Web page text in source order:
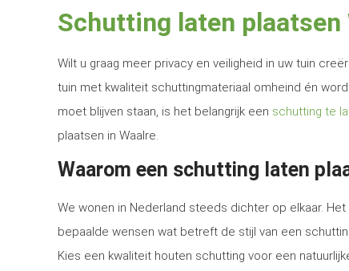
Schutting laten plaatsen
Wilt u graag meer privacy en veiligheid in uw tuin
tuin met kwaliteit schuttingmateriaal omheind én
moet blijven staan, is het belangrijk een schutting te
plaatsen in Waalre.
Waarom een schutting laten
We wonen in Nederland steeds dichter op elkaar.
bepaalde wensen wat betreft de stijl van een
Kies een kwaliteit houten schutting voor een